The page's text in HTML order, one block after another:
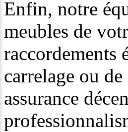
Enfin, notre
meubles de
raccordements
carrelage ou
assurance